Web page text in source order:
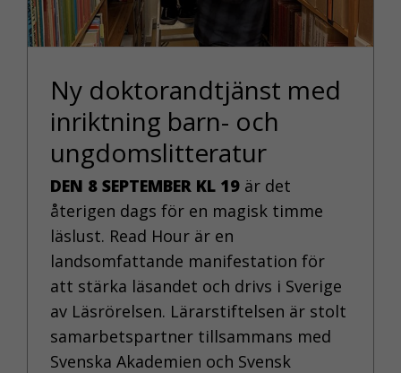
Ny doktorandtjänst med
inriktning barn- och
ungdomslitteratur
DEN 8 SEPTEMBER KL 19 är det
återigen dags för en magisk timme
läslust. Read Hour är en
landsomfattande manifestation för
att stärka läsandet och drivs i Sverige
av Läsrörelsen. Lärarstiftelsen är stolt
samarbetspartner tillsammans med
Svenska Akademien och Svensk